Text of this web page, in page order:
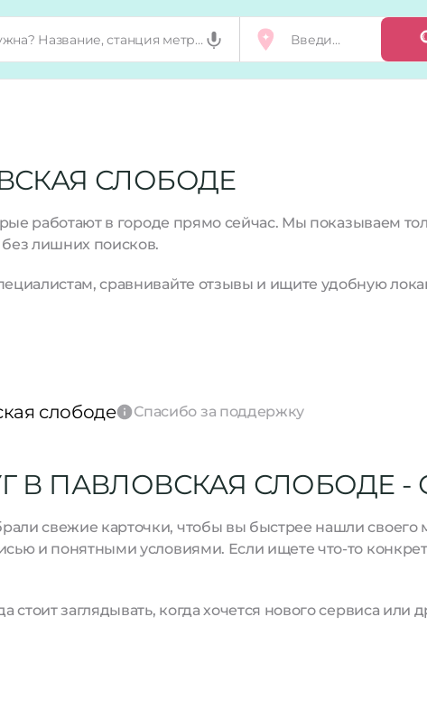
Добавить,
СЛОБОДЕ
работают в городе прямо сейчас. Мы показываем
лишних поисков.
сравнивайте отзывы и ищите удобную
слободе Спасибо за поддержку
В ПАВЛОВСКАЯ СЛОБОДЕ -
свежие карточки, чтобы вы быстрее нашли своего
и понятными условиями. Если ищете что-то
заглядывать, когда хочется нового сервиса или